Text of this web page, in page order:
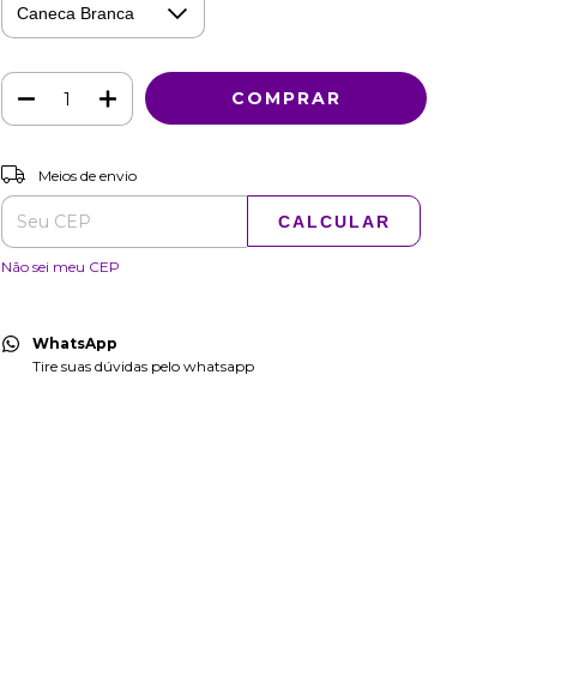
Entregas para o CEP:
Meios de envio
CALCULAR
Não sei meu CEP
WhatsApp
Tire suas dúvidas pelo whatsapp